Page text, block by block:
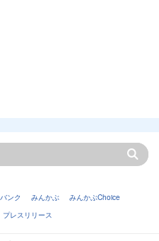
バンク みんかぶ
みんかぶChoice
プレスリリース